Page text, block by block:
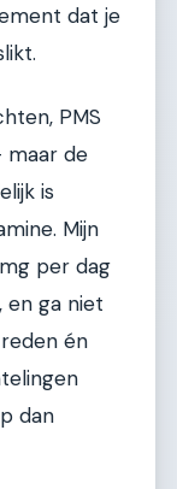
dat je
PMS
maar de
is
Mijn
per dag
en ga niet
én
dan